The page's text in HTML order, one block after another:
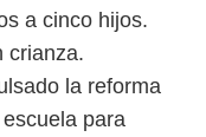
a cinco hijos.
crianza.
la reforma
para